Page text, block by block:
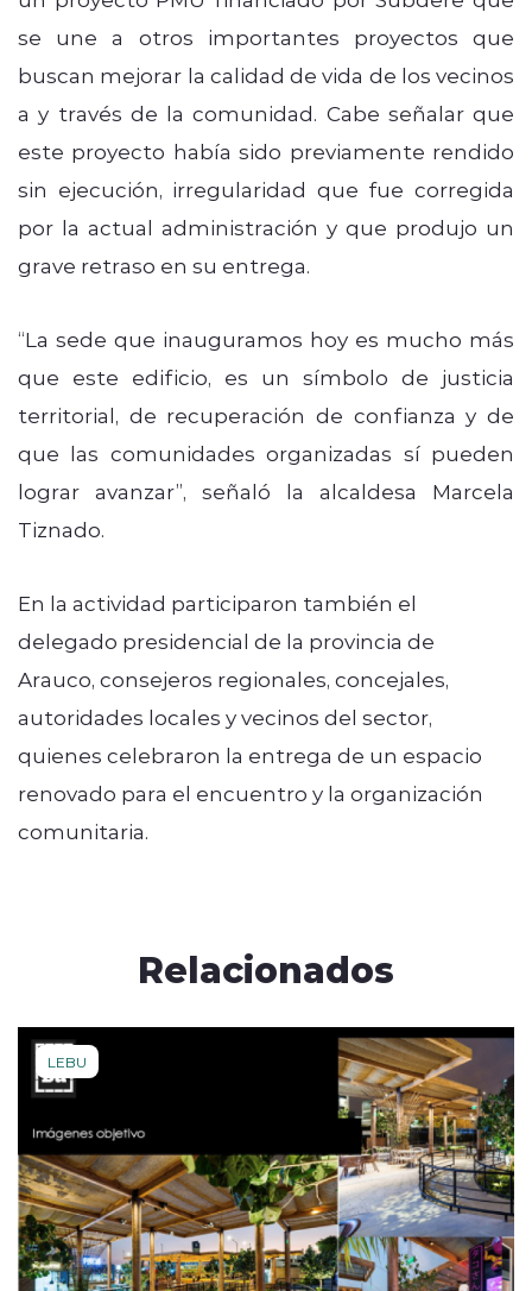
se une a otros importantes proyectos que
buscan mejorar la calidad de vida de los vecinos
a y través de la comunidad. Cabe señalar que
este proyecto había sido previamente rendido
sin ejecución, irregularidad que fue corregida
por la actual administración y que produjo un
grave retraso en su entrega.
“La sede que inauguramos hoy es mucho más
que este edificio, es un símbolo de justicia
territorial, de recuperación de confianza y de
que las comunidades organizadas sí pueden
lograr avanzar”, señaló la alcaldesa Marcela
Tiznado.
En la actividad participaron también el
delegado presidencial de la provincia de
Arauco, consejeros regionales, concejales,
autoridades locales y vecinos del sector,
quienes celebraron la entrega de un espacio
renovado para el encuentro y la organización
comunitaria.
Relacionados
LEBU